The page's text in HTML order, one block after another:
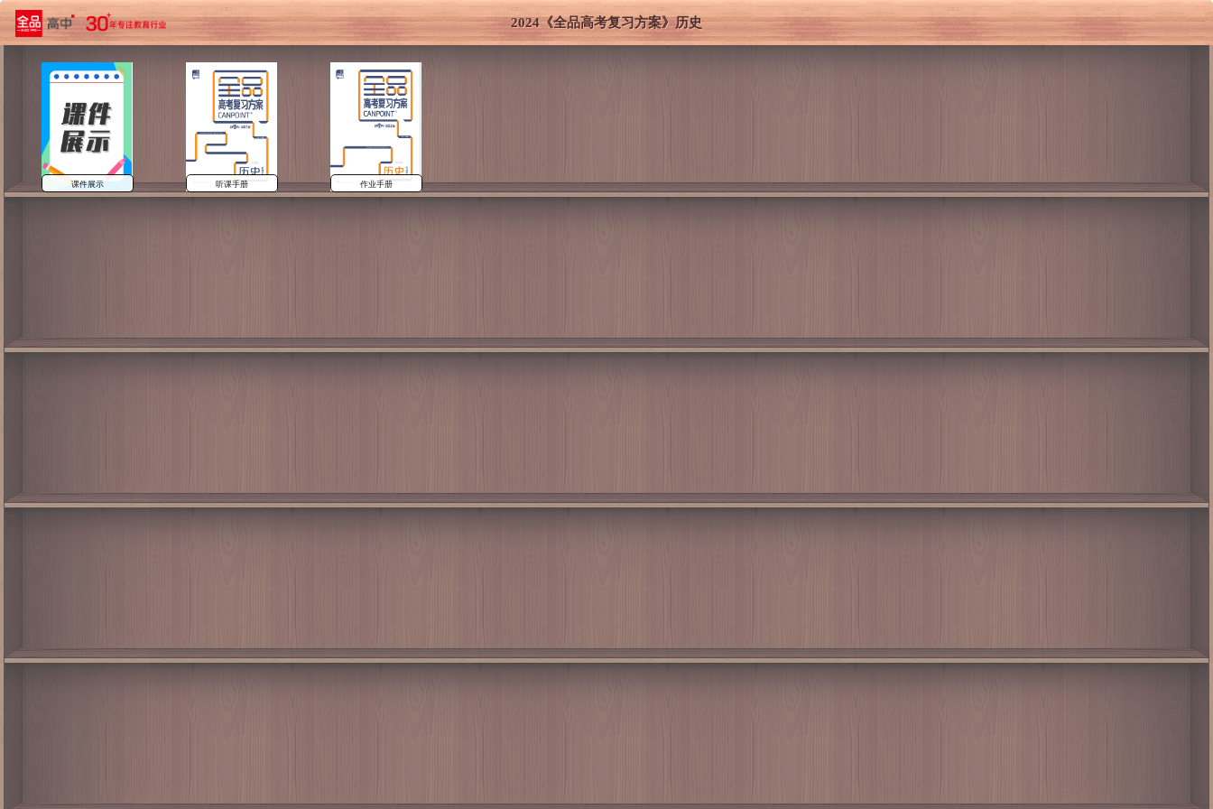
2024《全品高考复习方案》历史
课件展示 听课手册 作业手册